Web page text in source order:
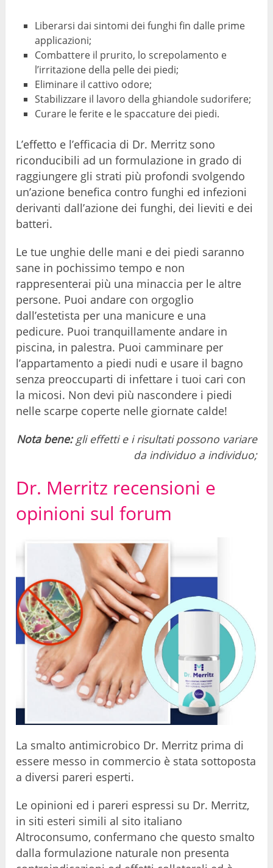
Liberarsi dai sintomi dei funghi fin dalle prime
applicazioni;
Combattere il prurito, lo screpolamento e
l’irritazione della pelle dei piedi;
Eliminare il cattivo odore;
Stabilizzare il lavoro della ghiandole sudorifere;
Curare le ferite e le spaccature dei piedi.
L’effetto e l’efficacia di Dr. Merritz sono
riconducibili ad un formulazione in grado di
raggiungere gli strati più profondi svolgendo
un’azione benefica contro funghi ed infezioni
derivanti dall’azione dei funghi, dei lieviti e dei
batteri.
Le tue unghie delle mani e dei piedi saranno
sane in pochissimo tempo e non
rappresenterai più una minaccia per le altre
persone. Puoi andare con orgoglio
dall’estetista per una manicure e una
pedicure. Puoi tranquillamente andare in
piscina, in palestra. Puoi camminare per
l’appartamento a piedi nudi e usare il bagno
senza preoccuparti di infettare i tuoi cari con
la micosi. Non devi più nascondere i piedi
nelle scarpe coperte nelle giornate calde!
Nota bene:gli effetti e i risultati possono variare
da individuo a individuo;
Dr. Merritz recensioni e
opinioni sul forum
La smalto antimicrobico Dr. Merritz prima di
essere messo in commercio è stata sottoposta
a diversi pareri esperti.
Le opinioni ed i pareri espressi su Dr. Merritz,
in siti esteri simili al sito italiano
Altroconsumo, confermano che questo smalto
dalla formulazione naturale non presenta